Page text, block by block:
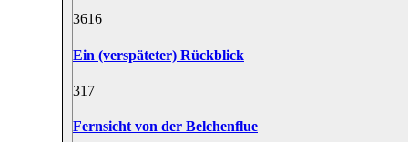
3616
Ein (verspäteter) Rückblick
31 7
Fernsicht von der Belchenflue